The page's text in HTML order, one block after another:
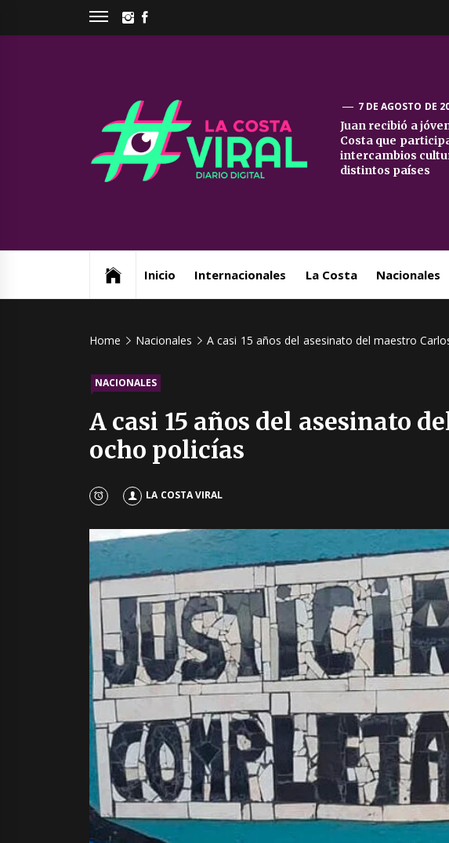
INSTAGRAM
La
Costa
7 DE AGOSTO DE
Juan recibió a
Costa que
intercambios
distintos países
Inicio Internacionales La Costa Nacionales
Home Nacionales A casi 15 años del asesinato del maestro
NACIONALES
A casi 15 años del asesinato
ocho policías
LA COSTA VIRAL